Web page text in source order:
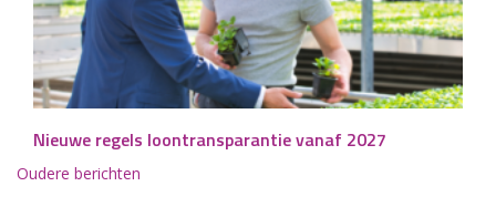
Nieuwe regels loontransparantie vanaf 2027
Berichtennavigatie
Oudere berichten